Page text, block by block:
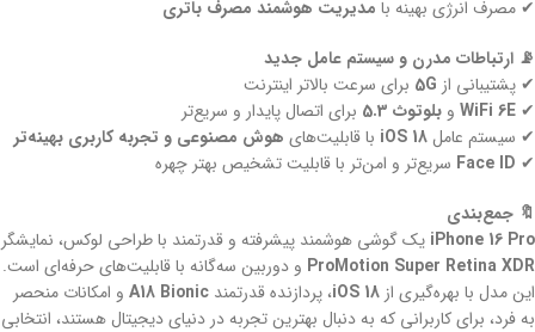
✔ مصرف انرژی بهینه با مدیریت هوشمند مصرف باتری
📡 ارتباطات مدرن و سیستم عامل جدید
✔ پشتیبانی از 5G برای سرعت بالاتر اینترنت
✔
WiFi 6E و بلوتوث 5.3
برای اتصال پایدار و سریع‌تر
✔ سیستم عامل iOS 18 با قابلیت‌های هوش مصنوعی و تجربه کاربری بهینه‌تر
✔
Face ID سریع‌تر و امن‌تر با قابلیت تشخیص بهتر چهره
🔖 جمع‌بندی
iPhone 16 Pro یک گوشی هوشمند پیشرفته و قدرتمند با طراحی لوکس، نمایشگر
ProMotion Super Retina XDR و دوربین سه‌گانه با قابلیت‌های حرفه‌ای است.
این مدل با بهره‌گیری از iOS 18، پردازنده قدرتمند A18 Bionic و امکانات منحصر
به فرد، برای کاربرانی که به دنبال بهترین تجربه در دنیای دیجیتال هستند، انتخابی